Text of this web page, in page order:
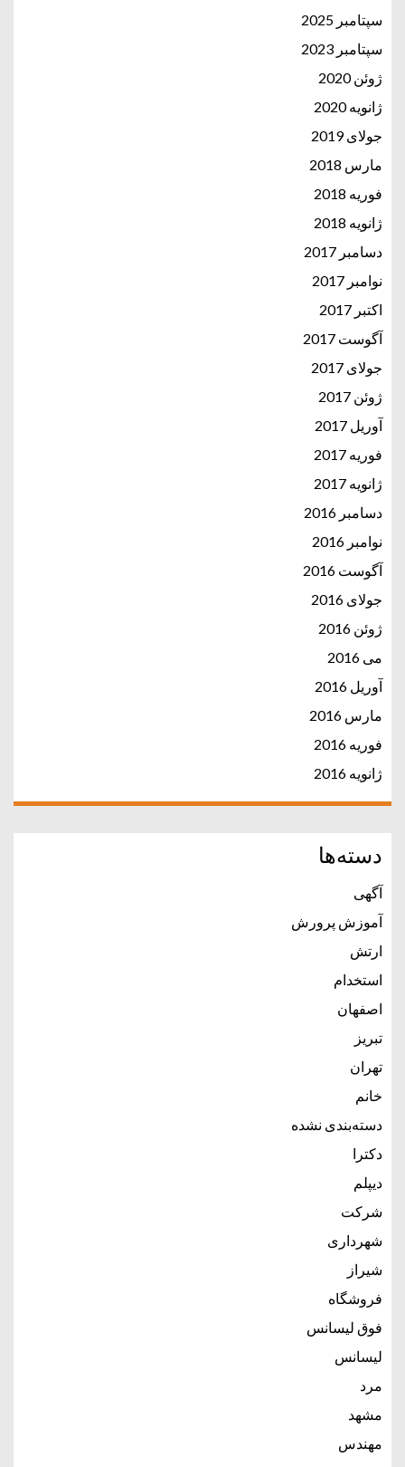
سپتامبر 2025
سپتامبر 2023
ژوئن 2020
ژانویه 2020
جولای 2019
مارس 2018
فوریه 2018
ژانویه 2018
دسامبر 2017
نوامبر 2017
اکتبر 2017
آگوست 2017
جولای 2017
ژوئن 2017
آوریل 2017
فوریه 2017
ژانویه 2017
دسامبر 2016
نوامبر 2016
آگوست 2016
جولای 2016
ژوئن 2016
می 2016
آوریل 2016
مارس 2016
فوریه 2016
ژانویه 2016
دسته‌ها
آگهی
آموزش پرورش
ارتش
استخدام
اصفهان
تبریز
تهران
خانم
دسته‌بندی نشده
دکترا
دیپلم
شرکت
شهرداری
شیراز
فروشگاه
فوق لیسانس
لیسانس
مرد
مشهد
مهندس